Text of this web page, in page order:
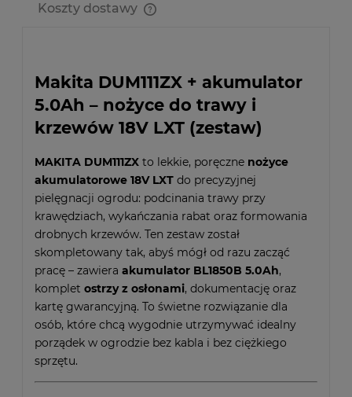
Koszty dostawy
Makita DUM111ZX + akumulator
5.0Ah – nożyce do trawy i
krzewów 18V LXT (zestaw)
MAKITA DUM111ZX to lekkie, poręczne nożyce
akumulatorowe 18V LXT do precyzyjnej
pielęgnacji ogrodu: podcinania trawy przy
krawędziach, wykańczania rabat oraz formowania
drobnych krzewów. Ten zestaw został
skompletowany tak, abyś mógł od razu zacząć
pracę – zawiera akumulator BL1850B 5.0Ah,
komplet ostrzy z osłonami, dokumentację oraz
kartę gwarancyjną. To świetne rozwiązanie dla
osób, które chcą wygodnie utrzymywać idealny
porządek w ogrodzie bez kabla i bez ciężkiego
sprzętu.